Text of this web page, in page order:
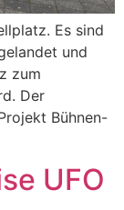
Es sind
und
zum
Der
Bühnen-
UFO